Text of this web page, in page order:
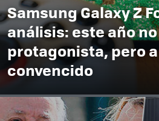
Samsung Galaxy Z
análisis: este año
protagonista, pero
convencido